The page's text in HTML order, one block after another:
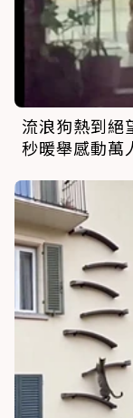
流浪狗熱到
秒暖舉感動萬